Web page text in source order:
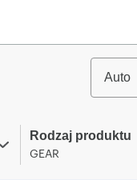
Auto
Rodzaj produktu
GEAR